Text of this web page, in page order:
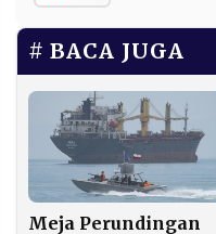
BACA JUGA
Meja Perundingan